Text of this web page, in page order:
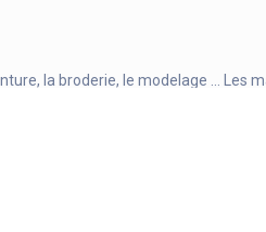
la broderie, le modelage …